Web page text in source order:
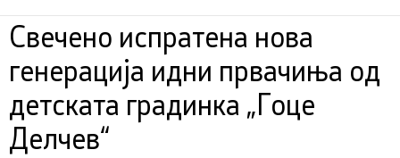
Свечено испратена нова
генерација идни првачиња од
детската градинка „Гоце
Делчев“